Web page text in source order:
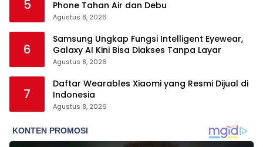
5
Phone Tahan Air dan Debu
Agustus 8, 2026
6
Samsung Ungkap Fungsi Intelligent Eyewear,
Galaxy AI Kini Bisa Diakses Tanpa Layar
Agustus 8, 2026
7
Daftar Wearables Xiaomi yang Resmi Dijual di
Indonesia
Agustus 8, 2026